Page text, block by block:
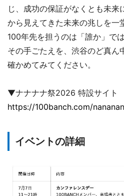
じ、成功の保証がなくとも未来
から見えてきた未来の兆しを一
100年先を担うのは「誰か」で
その手ごたえを、渋谷のど真ん
確かめてみてください。
▼ナナナナ祭2026 特設サイト
https://100banch.com/
イベントの詳細